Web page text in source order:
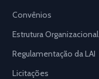
Convênios
Estrutura Organizacional
Regulamentação da LAI
Licitações